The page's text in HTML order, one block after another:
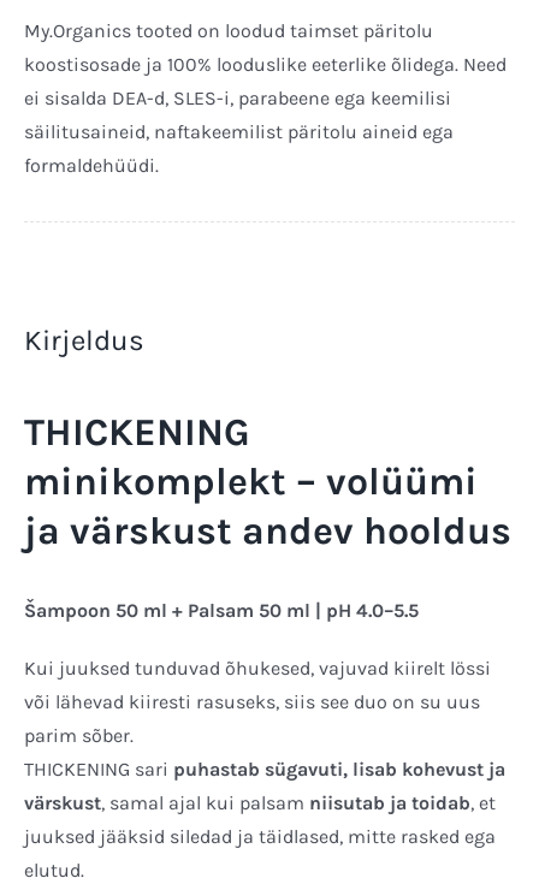
My.Organics tooted on loodud taimset päritolu
koostisosade ja 100% looduslike eeterlike õlidega. Need
ei sisalda DEA-d, SLES-i, parabeene ega keemilisi
säilitusaineid, naftakeemilist päritolu aineid ega
formaldehüüdi.
Kirjeldus
THICKENING
minikomplekt – volüümi
ja värskust andev hooldus
Šampoon 50 ml + Palsam 50 ml | pH 4.0–5.5
Kui juuksed tunduvad õhukesed, vajuvad kiirelt lössi
või lähevad kiiresti rasuseks, siis see duo on su uus
parim sõber.
THICKENING sari puhastab sügavuti, lisab kohevust ja
värskust, samal ajal kui palsam niisutab ja toidab, et
juuksed jääksid siledad ja täidlased, mitte rasked ega
elutud.